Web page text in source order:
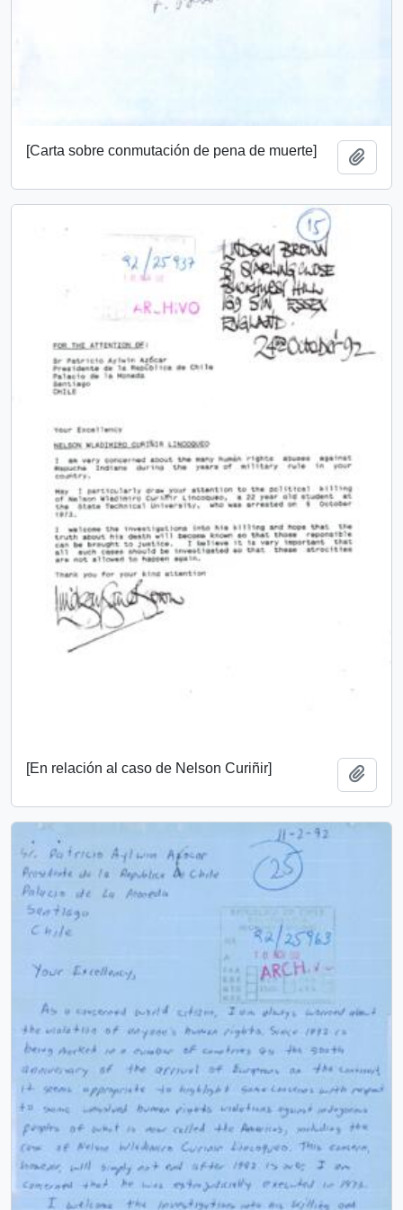
[Carta sobre conmutación de pena de muerte]
[En relación al caso de Nelson Curiñir]